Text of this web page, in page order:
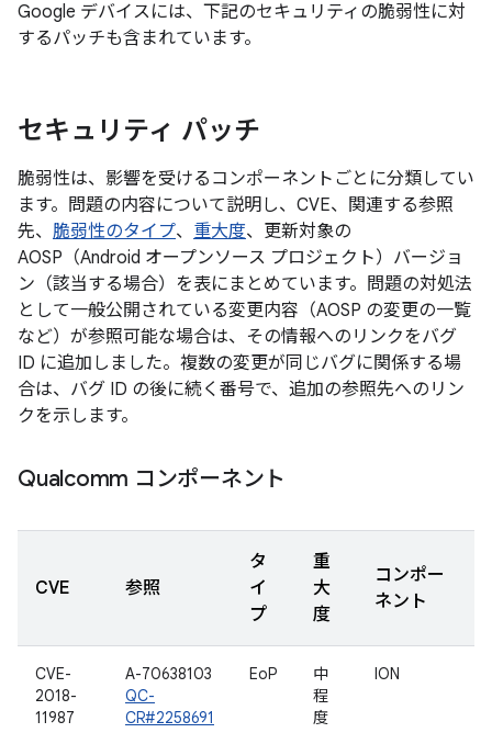
Google デバイスには、下記のセキュリティの脆弱性に対
するパッチも含まれています。
セキュリティ パッチ
脆弱性は、影響を受けるコンポーネントごとに分類してい
ます。問題の内容について説明し、CVE、関連する参照
先、 脆弱性のタイプ、 重大度、更新対象の
AOSP（Android オープンソース プロジェクト）バージョ
ン（該当する場合）を表にまとめています。問題の対処法
として一般公開されている変更内容（AOSP の変更の一覧
など）が参照可能な場合は、その情報へのリンクをバグ
ID に追加しました。複数の変更が同じバグに関係する場
合は、バグ ID の後に続く番号で、追加の参照先へのリン
クを示します。
Qualcomm コンポーネント
CVE 参照
タ
イ
プ
重
大
度
コンポー
ネント
CVE-
2018-
11987
A-70638103
QC-
CR#2258691
EoP
中
程
度
ION